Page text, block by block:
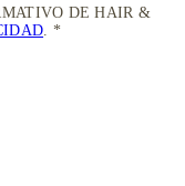
DE HAIR &